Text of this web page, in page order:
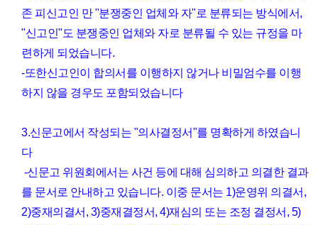
존 피신고인 만 "분쟁중인 업체와 자"로 분류되는 방식에서,
"신고인"도 분쟁중인 업체와 자로 분류될 수 있는 규정을 마
련하게 되었습니다.
-또한신고인이 합의서를 이행하지 않거나 비밀엄수를 이행
하지 않을 경우도 포함되었습니다
3.신문고에서 작성되는 "의사결정서"를 명확하게 하였습니
다
-신문고 위원회에서는 사건 등에 대해 심의하고 의결한 결과
를 문서로 안내하고 있습니다. 이중 문서는 1)운영위 의결서,
2)중재의결서, 3)중재결정서, 4)재심의 또는 조정 결정서, 5)